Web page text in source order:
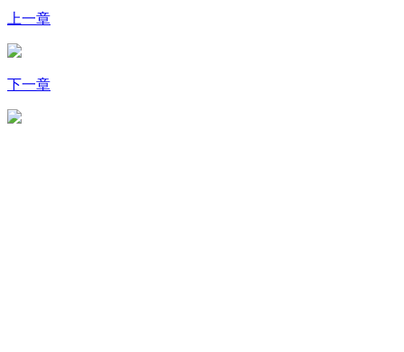
上一章
下一章